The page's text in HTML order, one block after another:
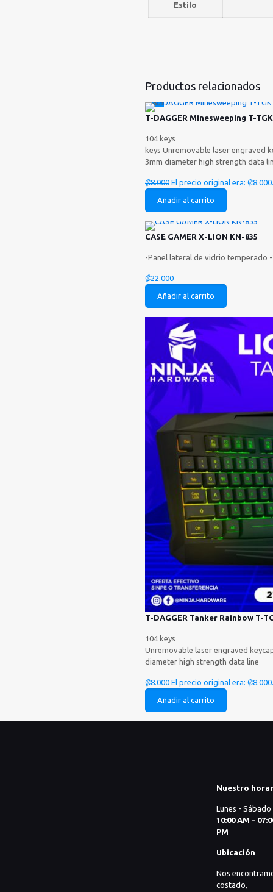
Estilo
Productos relacionados
-38%
T-DAGGER Minesweeping T-
104 keys Single
keys Unremovable laser engraved
3mm diameter high strength data
₡8.000 El precio original era: ₡8.000.
Añadir al carrito
CASE GAMER X-LION KN-835
-Panel lateral de vidrio temperado -
₡22.000
Añadir al carrito
-38%
T-DAGGER Tanker Rainbow T-
104 keys 3 colors
Unremovable laser engraved
diameter high strength data line
₡8.000 El precio original era: ₡8.000.
Añadir al carrito
Nuestro
Lunes - Sábado
10:00 AM -
PM
Ubicación
Nos
costado,